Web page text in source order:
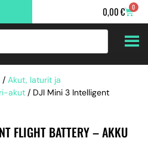
0,00€ 0
/ Akut, laturit ja
akut / DJI Mini 3 Intelligent
FLIGHT BATTERY – AKKU